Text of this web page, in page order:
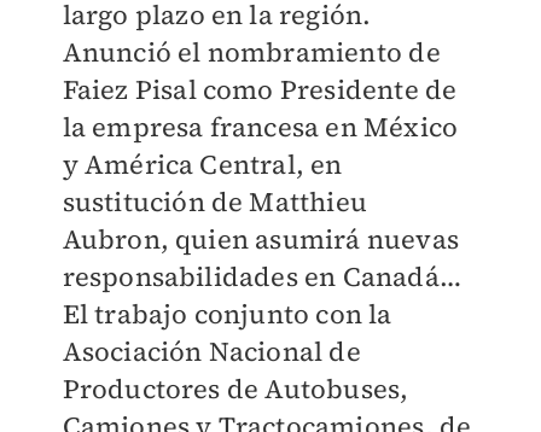
largo plazo en la región.
Anunció el nombramiento de
Faiez Pisal como Presidente de
la empresa francesa en México
y América Central, en
sustitución de Matthieu
Aubron, quien asumirá nuevas
responsabilidades en Canadá…
El trabajo conjunto con la
Asociación Nacional de
Productores de Autobuses,